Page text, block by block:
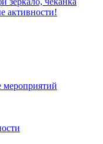
активности!
мероприятий